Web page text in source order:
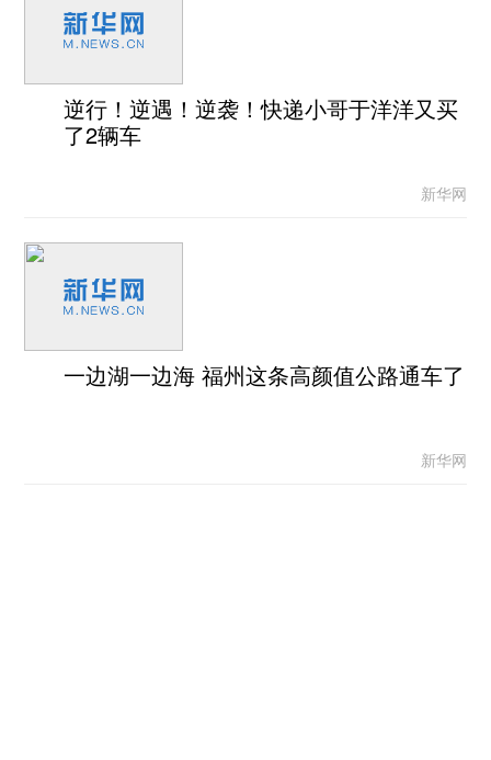
逆行！逆遇！逆袭！快递小哥于洋洋又买
了2辆车
新华网
一边湖一边海 福州这条高颜值公路通车了
新华网